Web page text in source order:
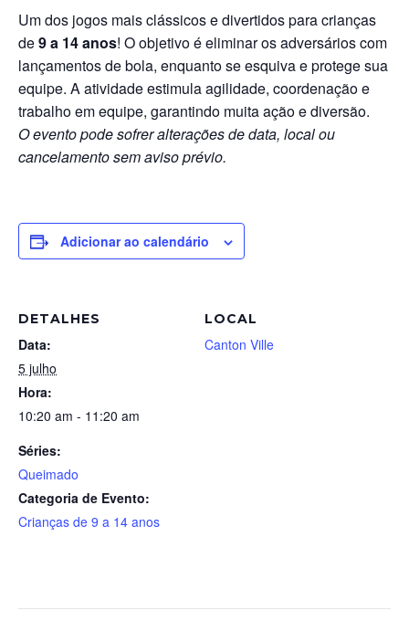
Um dos jogos mais clássicos e divertidos para crianças
de9 a 14 anos! O objetivo é eliminar os adversários com
lançamentos de bola, enquanto se esquiva e protege sua
equipe. A atividade estimula agilidade, coordenação e
trabalho em equipe, garantindo muita ação e diversão.
O evento pode sofrer alterações de data, local ou
cancelamento sem aviso prévio.
Adicionar ao calendário
DETALHES
Data:
5 julho
Hora:
10:20 am - 11:20 am
Séries:
Queimado
Categoria de Evento:
Crianças de 9 a 14 anos
LOCAL
Canton Ville